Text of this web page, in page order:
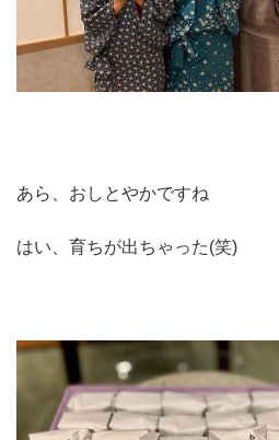
あら、おしとやかですね
はい、育ちが出ちゃった(笑)